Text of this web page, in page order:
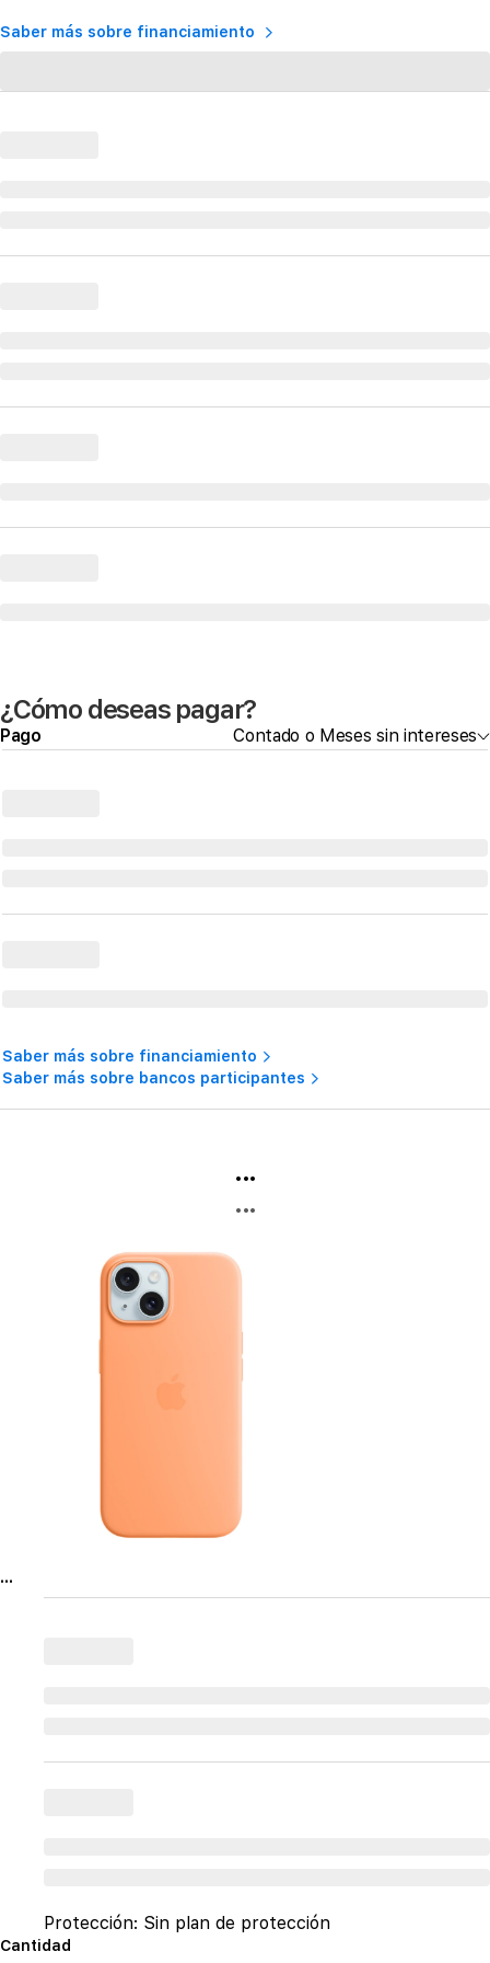
Saber más sobre financiamiento
¿Cómo deseas pagar?
Pago Contado o Meses sin intereses
Saber más sobre financiamiento
Saber más sobre bancos participantes
...
...
...
Protección: Sin plan de protección
Cantidad